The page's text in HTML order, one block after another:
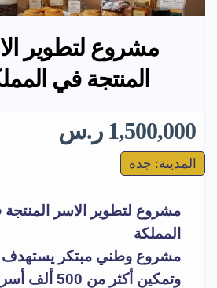
مشروع لتطوير
المنتجة في
1,500,000 ر.س
المدينة: جدة
مشروع لتطوير الاسر
المملكة
مشروع وطني مبتكر
وتمكين أكثر من